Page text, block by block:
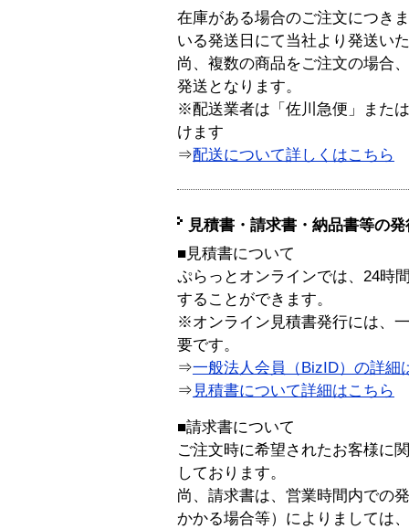
在庫がある場合のご注文につき
いる発送日にて当社より発送い
尚、複数の商品をご注文の場合
発送となります。
※配送業者は「佐川急便」また
けます
⇒配送について詳しくはこちら
見積書・請求書・納品書等の
■見積書について
ぷらっとオンラインでは、24時
することができます。
※オンライン見積書発行には、
要です。
⇒一般法人会員（BizID）の詳細
⇒ 見積書について詳細はこちら
■請求書について
ご注文時に希望されたお客様に
しております。
尚、請求書は、営業時間内での
かかる場合等）によりましては